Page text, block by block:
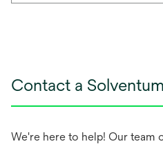
Contact a
We're here to help! Our team